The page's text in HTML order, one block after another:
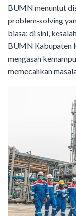
BUMN menuntut
problem-solving
biasa; di sini,
BUMN Kabupaten
mengasah
memecahkan